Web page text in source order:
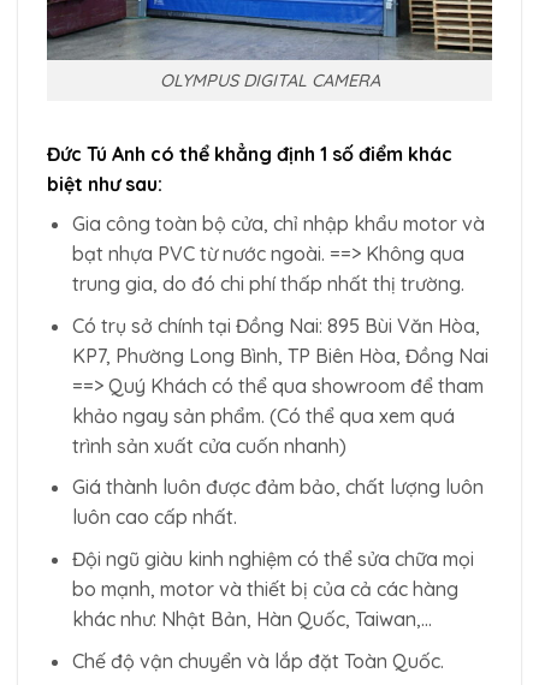
OLYMPUS DIGITAL CAMERA
Đức Tú Anh có thể khẳng định 1 số điểm khác
biệt như sau:
Gia công toàn bộ cửa, chỉ nhập khẩu motor và
bạt nhựa PVC từ nước ngoài. ==> Không qua
trung gia, do đó chi phí thấp nhất thị trường.
Có trụ sở chính tại Đồng Nai: 895 Bùi Văn Hòa,
KP7, Phường Long Bình, TP Biên Hòa, Đồng Nai
==> Quý Khách có thể qua showroom để tham
khảo ngay sản phẩm. (Có thể qua xem quá
trình sản xuất cửa cuốn nhanh)
Giá thành luôn được đảm bảo, chất lượng luôn
luôn cao cấp nhất.
Đội ngũ giàu kinh nghiệm có thể sửa chữa mọi
bo mạnh, motor và thiết bị của cả các hàng
khác như: Nhật Bản, Hàn Quốc, Taiwan,…
Chế độ vận chuyển và lắp đặt Toàn Quốc.